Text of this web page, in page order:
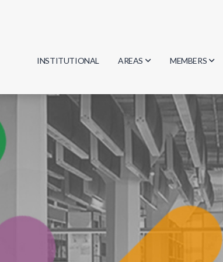
INSTITUTIONAL AREAS
Biology
Physics
Geosciences
Computer Science
Mathematics
Chemistry
MEMBERS
Researchers
Students
Graduates